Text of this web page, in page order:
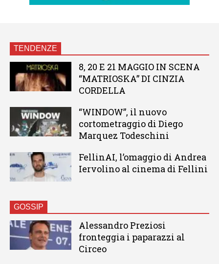
TENDENZE
8, 20 E 21 MAGGIO IN SCENA
“MATRIOSKA” DI CINZIA
CORDELLA
“WINDOW”, il nuovo
cortometraggio di Diego
Marquez Todeschini
FellinAI, l’omaggio di Andrea
Iervolino al cinema di Fellini
GOSSIP
Alessandro Preziosi
fronteggia i paparazzi al
Circeo